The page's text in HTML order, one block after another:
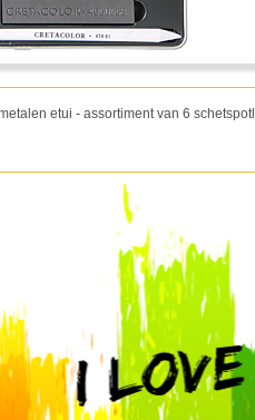
etui - assortiment van 6